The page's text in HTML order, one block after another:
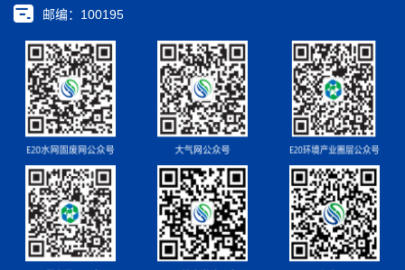
邮编：100195